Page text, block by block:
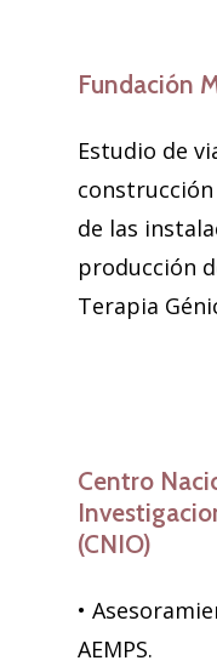
Fundación
Estudio de
de las
producción
Terapia
Centro
(CNIO)
•
AEMPS.